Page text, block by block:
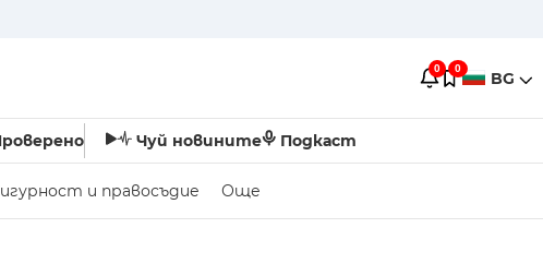
0 0 BG
Чуй новините Подкаст
и правосъдие Още